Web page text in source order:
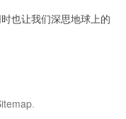
也让我们深思地球上的
.